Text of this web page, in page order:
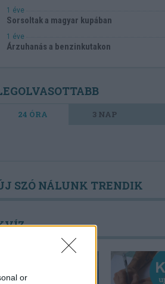
or
1 éve
Sorsoltak a magyar kupában
1 éve
Árzuhanás a benzinkutakon
24 ÓRA 3 NAP
SZÓ NÁLUNK TRENDIK